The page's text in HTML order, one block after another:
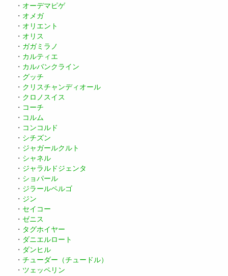
・ オーデマピゲ
・ オメガ
・ オリエント
・ オリス
・ ガガミラノ
・ カルティエ
・ カルバンクライン
・ グッチ
・ クリスチャンディオール
・ クロノスイス
・ コーチ
・ コルム
・ コンコルド
・ シチズン
・ ジャガールクルト
・ シャネル
・ ジャラルドジェンタ
・ ショパール
・ ジラールペルゴ
・ ジン
・ セイコー
・ ゼニス
・ タグホイヤー
・ ダニエルロート
・ ダンヒル
・ チューダー（チュードル）
・ ツェッペリン